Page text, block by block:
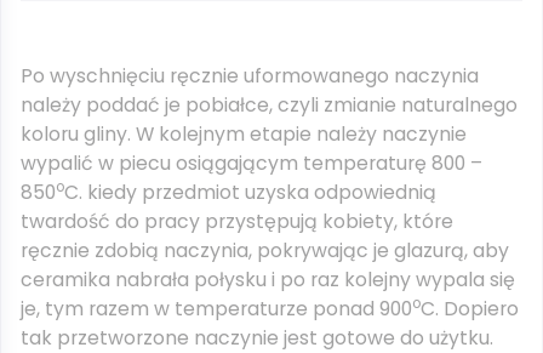
Po wyschnięciu ręcznie uformowanego naczynia
należy poddać je pobiałce, czyli zmianie naturalnego
koloru gliny. W kolejnym etapie należy naczynie
wypalić w piecu osiągającym temperaturę 800 –
850oC. kiedy przedmiot uzyska odpowiednią
twardość do pracy przystępują kobiety, które
ręcznie zdobią naczynia, pokrywając je glazurą, aby
ceramika nabrała połysku i po raz kolejny wypala się
je, tym razem w temperaturze ponad 900oC. Dopiero
tak przetworzone naczynie jest gotowe do użytku.